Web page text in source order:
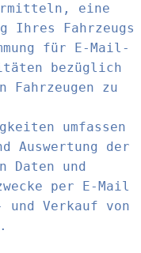
eine
Ihres Fahrzeugs
für E-Mail-
bezüglich
Fahrzeugen zu
umfassen
Auswertung der
Daten und
per E-Mail
und Verkauf von